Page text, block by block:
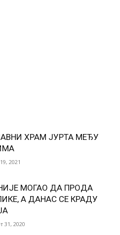
ХРАМ ЈУРТА МЕЂУ
2021
МОГАО ДА ПРОДА
А ДАНАС СЕ КРАДУ
31, 2020